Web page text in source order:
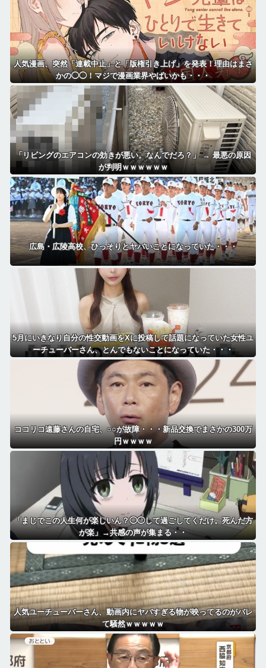
人気漫画、突然「連載中止」と「版権引き上げ」を発表！理由はまさ
かの◯◯！マジで漫画業界やばいかも・・・
「リビングのエアコンの効きが悪い。なんでだろ？」 → 最悪の原因
が判明ｗｗｗｗｗｗ
広島・広陵高校、ひっそりとヤバいことになっていた・・・
5月にいきなり自分の性交動画をXに投稿して話題になっていた女性ユ
ーチューバーさん、とんでもないことになっていた・・・
ココリコ遠藤さんの自宅、○○が故障・・・新品交換でまさかの300万
円ｗｗｗｗ
「まじでこの人生何が楽しいん？◯◯して過ごしてくだけ。死んだ方
が楽」→共感の声が集まる・・
人気ユーチューバーさん、動画内にヤバすぎる物が映ってるのがバレ
て騒然ｗｗｗｗｗ